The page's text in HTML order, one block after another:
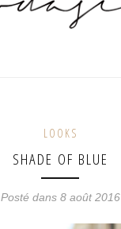
LOOKS
SHADE OF BLUE
Posté dans 8 août 2016